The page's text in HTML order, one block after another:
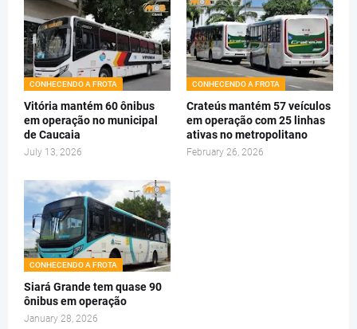
CONHECENDO A FROTA
Vitória mantém 60 ônibus
em operação no municipal
de Caucaia
July 13, 2026
CONHECENDO A FROTA
Crateús mantém 57 veículos
em operação com 25 linhas
ativas no metropolitano
February 26, 2026
CONHECENDO A FROTA
Siará Grande tem quase 90
ônibus em operação
January 28, 2026